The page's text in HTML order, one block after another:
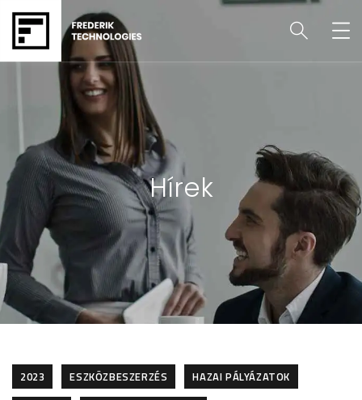
Hírek
2023 ESZKÖZBESZERZÉS
HAZAI PÁLYÁZATOK